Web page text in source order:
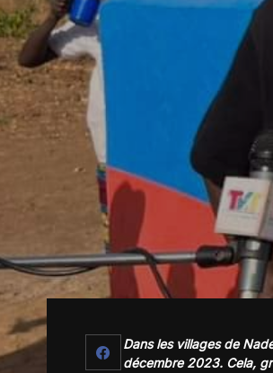
Dans les villages de
décembre 2023. Cela,